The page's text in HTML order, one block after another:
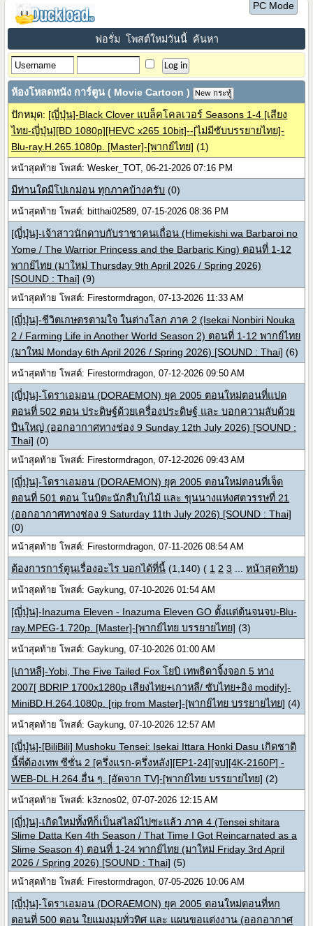
PC Mode
ฟอรั่ม โพสต์ใหม่วันนี้ ค้นหา
ห้องโหลดหนัง การ์ตูน ( Movie Cartoon ) New กระทู้
ปักหมุด: [ญี่ปุ่น]-Black Clover แบล็คโคลเวอร์ Seasons 1-4 [เสียง
ไทย-ญี่ปุ่น][BD 1080p][HEVC x265 10bit]--[ไม่มีซับบรรยายไทย]-
Blu-ray.H.265.1080p. [Master]-[พากย์ไทย] (1)
หน้าสุดท้าย โพสต์: Wesker_TOT, 06-21-2026 07:16 PM
มีท่านใดมีโปเกม่อน ทุกภาคบ้างครับ (0)
หน้าสุดท้าย โพสต์: bitthai02589, 07-15-2026 08:36 PM
[ญี่ปุ่น]-เจ้าสาวนักดาบกับราชาคนเถื่อน (Himekishi wa Barbaroi no
Yome / The Warrior Princess and the Barbaric King) ตอนที่ 1-12
พากย์ไทย (มาใหม่ Thursday 9th April 2026 / Spring 2026)
[SOUND : Thai] (9)
หน้าสุดท้าย โพสต์: Firestormdragon, 07-13-2026 11:33 AM
[ญี่ปุ่น]-ชีวิตเกษตรตามใจ ในต่างโลก ภาค 2 (Isekai Nonbiri Nouka
2 / Farming Life in Another World Season 2) ตอนที่ 1-12 พากย์ไทย
(มาใหม่ Monday 6th April 2026 / Spring 2026) [SOUND : Thai] (6)
หน้าสุดท้าย โพสต์: Firestormdragon, 07-12-2026 09:50 AM
[ญี่ปุ่น]-โดราเอมอน (DORAEMON) ยุค 2005 ตอนใหม่ตอนที่แปด
ตอนที่ 502 ตอน ประดิษฐ์ด้วยเครื่องประดิษฐ์ และ บอกความลับด้วย
ปืนใหญ่ (ออกอากาศทางช่อง 9 Sunday 12th July 2026) [SOUND :
Thai] (0)
หน้าสุดท้าย โพสต์: Firestormdragon, 07-12-2026 09:43 AM
[ญี่ปุ่น]-โดราเอมอน (DORAEMON) ยุค 2005 ตอนใหม่ตอนที่เจ็ด
ตอนที่ 501 ตอน โนบิตะนักสืบใบไม้ และ ขุนนางแห่งศตวรรษที่ 21
(ออกอากาศทางช่อง 9 Saturday 11th July 2026) [SOUND : Thai]
(0)
หน้าสุดท้าย โพสต์: Firestormdragon, 07-11-2026 08:54 AM
ต้องการการ์ตูนเรื่องอะไร บอกได้ที่นี้ (1,140)( 1 2 3 ...หน้าสุดท้าย)
หน้าสุดท้าย โพสต์: Gaykung, 07-10-2026 01:54 AM
[ญี่ปุ่น]-Inazuma Eleven - Inazuma Eleven GO ตั้งแต่ต้นจนจบ-Blu-
ray.MPEG-1.720p. [Master]-[พากย์ไทย บรรยายไทย] (3)
หน้าสุดท้าย โพสต์: Gaykung, 07-10-2026 01:00 AM
[เกาหลี]-Yobi, The Five Tailed Fox โยบิ เทพธิดาจิ้งจอก 5 หาง
2007[ BDRIP 1700x1280p เสียงไทย+เกาหลี/ ซับไทย+อิง modify]-
MiniBD.H.264.1080p. [rip from Master]-[พากย์ไทย บรรยายไทย] (4)
หน้าสุดท้าย โพสต์: Gaykung, 07-10-2026 12:57 AM
[ญี่ปุ่น]-[BiliBili] Mushoku Tensei: Isekai Ittara Honki Dasu เกิดชาติ
นี้พี่ต้องเทพ ซีซั่น 2 [ครึ่งแรก-ครึ่งหลัง][EP1-24][จบ][4K-2160P] -
WEB-DL.H.264.อื่น ๆ. [อัดจาก TV]-[พากย์ไทย บรรยายไทย] (2)
หน้าสุดท้าย โพสต์: k3znos02, 07-07-2026 12:15 AM
[ญี่ปุ่น]-เกิดใหม่ทั้งทีก็เป็นสไลม์ไปซะแล้ว ภาค 4 (Tensei shitara
Slime Datta Ken 4th Season / That Time I Got Reincarnated as a
Slime Season 4) ตอนที่ 1-24 พากย์ไทย (มาใหม่ Friday 3rd April
2026 / Spring 2026) [SOUND : Thai] (5)
หน้าสุดท้าย โพสต์: Firestormdragon, 07-05-2026 10:06 AM
[ญี่ปุ่น]-โดราเอมอน (DORAEMON) ยุค 2005 ตอนใหม่ตอนที่หก
ตอนที่ 500 ตอน ใยแมงมุมทั่วทิศ และ แผนขอแต่งงาน (ออกอากาศ